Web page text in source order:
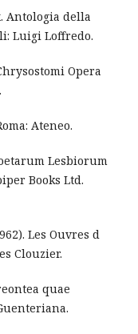
Antologia della
Luigi Loffredo.
Opera
Ateneo.
Lesbiorum
Books Ltd.
Les Ouvres d
Clouzier.
quae